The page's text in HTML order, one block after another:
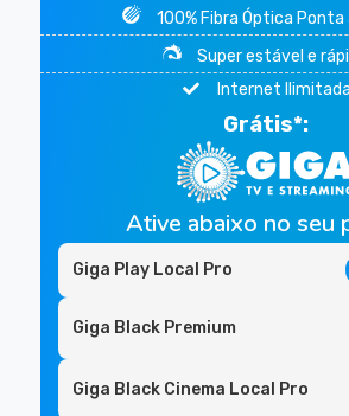
100% Fibra Óptica
Super estável e
Internet Ilimitada
Grátis*:
Ative abaixo no seu
Giga Play Local Pro
Giga Black Premium
Giga Black Cinema Local Pro